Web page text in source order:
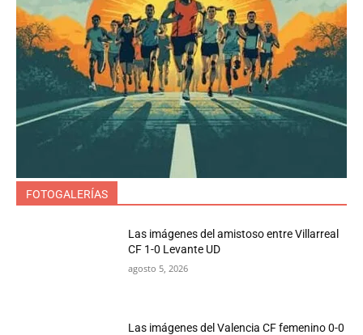
FOTOGALERÍAS
Las imágenes del amistoso entre Villarreal
CF 1-0 Levante UD
agosto 5, 2026
Las imágenes del Valencia CF femenino 0-0